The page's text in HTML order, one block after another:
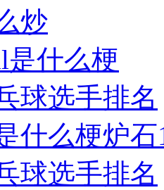
炒
是什么梗
球选手排名
什么梗炉石
球选手排名